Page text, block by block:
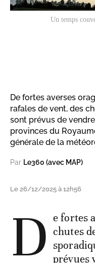
Un temps
De fortes averses
rafales de vent, des
sont prévus de
provinces du
générale de la
Par Le360 (avec MAP)
Le 26/12/2025 à 12h56
D e fortes
chutes
prévues